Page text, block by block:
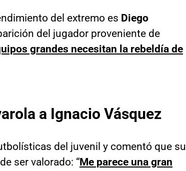
del extremo es Diego
del jugador proveniente de
grandes necesitan la rebeldía de
a Ignacio Vásquez
del juvenil y comentó que su
ser valorado: “Me parece una gran